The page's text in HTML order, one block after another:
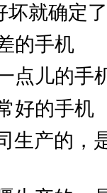
坏就确定
的手机
点儿的手
好的手机
生产的，